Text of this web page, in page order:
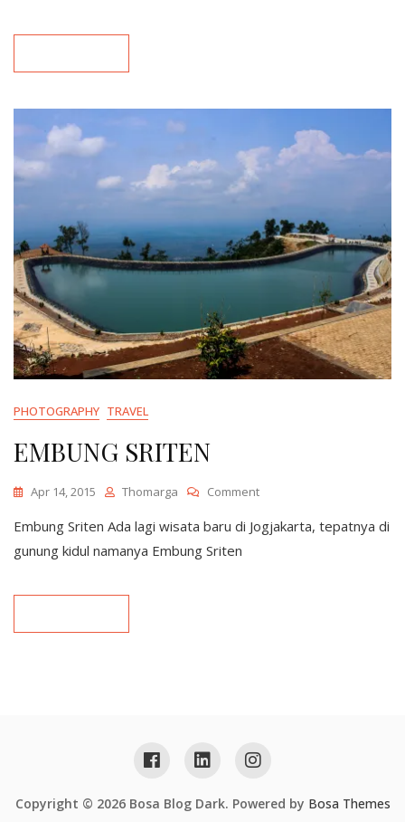
PHOTOGRAPHY TRAVEL
EMBUNG SRITEN
Apr 14, 2015 Thomarga CommentOn
SRITEN
Embung Sriten Ada lagi wisata baru di Jogjakarta, tepatnya di
gunung kidul namanya Embung Sriten
Copyright © 2026 Bosa Blog Dark. Powered by Bosa Themes